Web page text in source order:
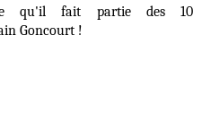
qu'il fait partie des 10
Goncourt !